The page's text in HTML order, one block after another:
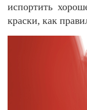
испортить
краски, как